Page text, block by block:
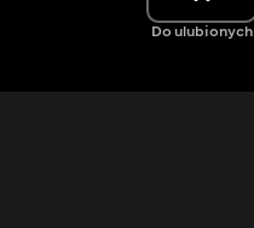
Do ulubionych